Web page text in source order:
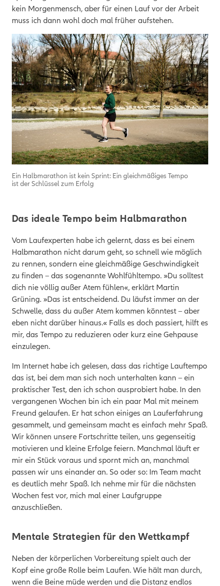
kein Morgenmensch, aber für einen Lauf vor der Arbeit
muss ich dann wohl doch mal früher aufstehen.
Ein Halbmarathon ist kein Sprint: Ein gleichmäßiges Tempo
ist der Schlüssel zum Erfolg
Das ideale Tempo beim Halbmarathon
Vom Laufexperten habe ich gelernt, dass es bei einem
Halbmarathon nicht darum geht, so schnell wie möglich
zu rennen, sondern eine gleichmäßige Geschwindigkeit
zu finden – das sogenannte Wohlfühltempo. »Du solltest
dich nie völlig außer Atem fühlen«, erklärt Martin
Grüning. »Das ist entscheidend. Du läufst immer an der
Schwelle, dass du außer Atem kommen könntest – aber
eben nicht darüber hinaus.« Falls es doch passiert, hilft es
mir, das Tempo zu reduzieren oder kurz eine Gehpause
einzulegen.
Im Internet habe ich gelesen, dass das richtige Lauftempo
das ist, bei dem man sich noch unterhalten kann – ein
praktischer Test, den ich schon ausprobiert habe. In den
vergangenen Wochen bin ich ein paar Mal mit meinem
Freund gelaufen. Er hat schon einiges an Lauferfahrung
gesammelt, und gemeinsam macht es einfach mehr Spaß.
Wir können unsere Fortschritte teilen, uns gegenseitig
motivieren und kleine Erfolge feiern. Manchmal läuft er
mir ein Stück voraus und spornt mich an, manchmal
passen wir uns einander an. So oder so: Im Team macht
es deutlich mehr Spaß. Ich nehme mir für die nächsten
Wochen fest vor, mich mal einer Laufgruppe
anzuschließen.
Mentale Strategien für den Wettkampf
Neben der körperlichen Vorbereitung spielt auch der
Kopf eine große Rolle beim Laufen. Wie hält man durch,
wenn die Beine müde werden und die Distanz endlos